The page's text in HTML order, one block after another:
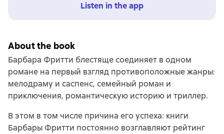
Listen in the app
About the book
Барбара Фритти блестяще соединяет в одном
романе на первый взгляд противоположные жанры:
мелодраму и саспенс, семейный роман и
приключения, романтическую историю и триллер.
В этом в том числе причина его успеха: книги
Барбары Фритти постоянно возглавляют рейтинг